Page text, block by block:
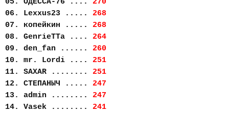
05. ОДЕССА-76 .... 270
06. Lexxus23 ..... 268
07. копейкин ..... 268
08. GenrieTTa .... 264
09. den_fan ...... 260
10. mr. Lordi .... 251
11. SAXAR ........ 251
12. СТЕПАНЫЧ ..... 247
13. admin ........ 247
14. Vasek ........ 241